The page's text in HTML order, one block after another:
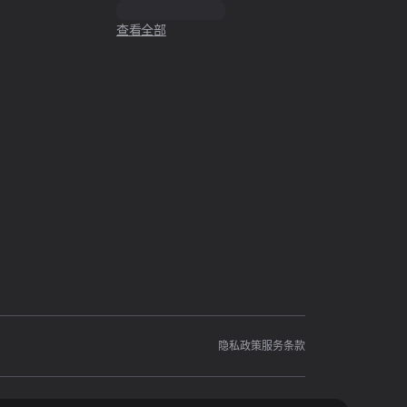
查看全部
隐私政策服务条款